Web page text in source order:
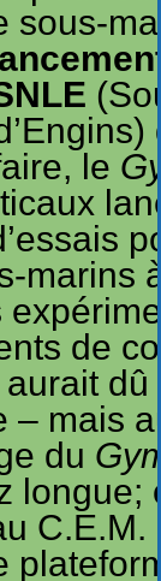
sous-
le
marins
de
– mais
du